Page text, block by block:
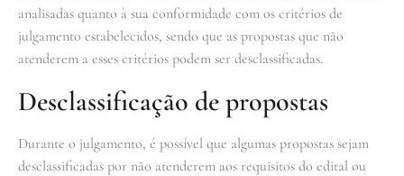
analisadas quanto à sua conformidade com os critérios de
julgamento estabelecidos, sendo que as propostas que não
atenderem a esses critérios podem ser desclassificadas.
Desclassificação de propostas
Durante o julgamento, é possível que algumas propostas sejam
desclassificadas por não atenderem aos requisitos do edital ou